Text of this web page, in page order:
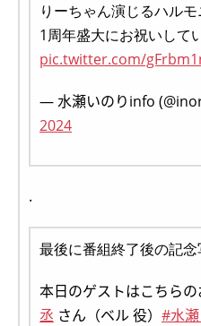
りーちゃん演じるハル
1周年盛大にお祝いして
pic.twitter.com/
— 水瀬いのりinfo
2024
.
最後に番組終了後の記念
本日のゲストはこちらの
丞 さん（ベル 役） #水